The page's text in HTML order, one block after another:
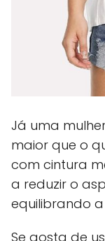
Já uma
maior que o
com cintura
a reduzir o
equilibrando a
Se gosta de